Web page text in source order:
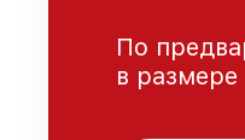
По
в